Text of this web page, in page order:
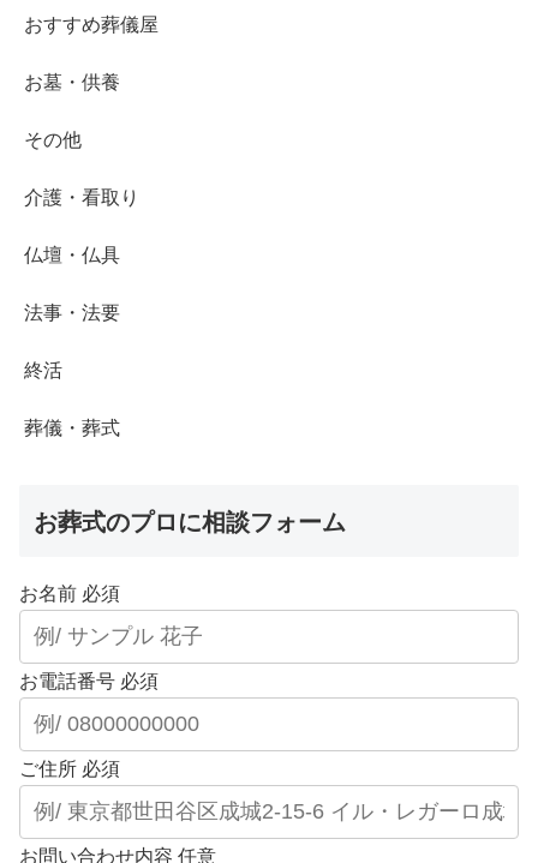
おすすめ葬儀屋
お墓・供養
その他
介護・看取り
仏壇・仏具
法事・法要
終活
葬儀・葬式
お葬式のプロに相談フォーム
お名前 必須
お電話番号 必須
ご住所 必須
お問い合わせ内容 任意